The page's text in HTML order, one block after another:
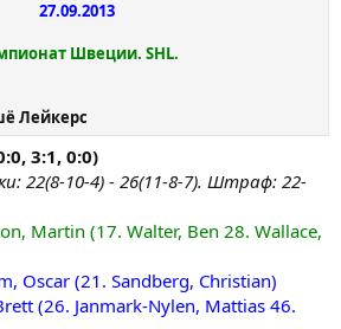
27.09.2013​
Швеции. SHL.
Лейкерс
3:1, 0:0)
22(8-10-4) - 26(11-8-7). Штраф: 22-
Martin (17. Walter, Ben 28. Wallace,
Oscar (21. Sandberg, Christian)
(26. Janmark-Nylen, Mattias 46.